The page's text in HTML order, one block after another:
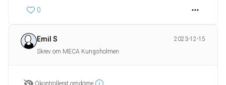
0
Emil S
2023-12-15
Skrev om MECA Kungsholmen
Okontrollerat omdöme